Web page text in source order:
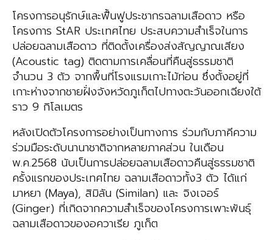
โครงการอนุรักษ์และฟื้นฟูประชากรฉลามเสือดาว หรือ
โครงการ StAR ประเทศไทย ประสบความสำเร็จในการ
ปล่อยฉลามเสือดาว ที่ติดตั้งเครื่องส่งสัญญาณเสียง
(Acoustic tag) ติดตามการเคลื่อนที่คืนสู่ธรรมชาติ
จำนวน 3 ตัว จากพื้นที่โรงแรมเกาะไม้ท่อน ซึ่งตั้งอยู่ที่
เกาะห่างจากชายฝั่งจังหวัดภูเก็ตไปทางตะวันออกเฉียงใต้
ราว 9 กิโลเมตร
หลังเปิดตัวโครงการอย่างเป็นทางการ ร่วมกับภาคีความ
ร่วมมือระดับนานาชาติจากหลายภาคส่วน ในเดือน
พ.ค.2568 นับเป็นการปล่อยฉลามเสือดาวคืนสู่ธรรมชาติ
ครั้งแรกของประเทศไทย ฉลามเสือดาวทั้ง3 ตัว ได้แก่
มาหยา (Maya), สิมิลัน (Similan) และ จิงเจอร์
(Ginger) ที่เกิดจากความสำเร็จของโครงการเพาะพันธุ์
ฉลามเสือดาวของอควาเรีย ภูเก็ต